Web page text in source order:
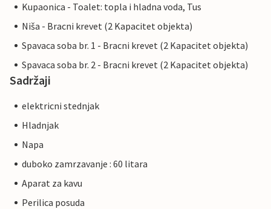
Kupaonica - Toalet: topla i hladna voda, Tus
Niša - Bracni krevet (2 Kapacitet objekta)
Spavaca soba br. 1 - Bracni krevet (2 Kapacitet objekta)
Spavaca soba br. 2 - Bracni krevet (2 Kapacitet objekta)
Sadržaji
elektricni stednjak
Hladnjak
Napa
duboko zamrzavanje : 60 litara
Aparat za kavu
Perilica posuda